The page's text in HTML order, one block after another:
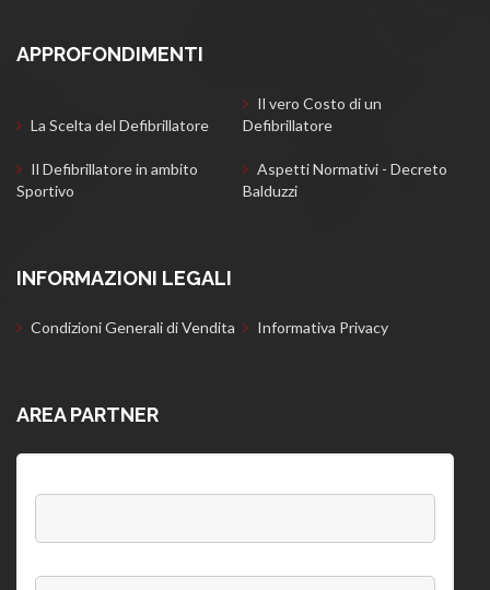
APPROFONDIMENTI
La Scelta del Defibrillatore
Il vero Costo di un
Defibrillatore
Il Defibrillatore in ambito
Sportivo
Aspetti Normativi - Decreto
Balduzzi
INFORMAZIONI LEGALI
Condizioni Generali di Vendita Informativa Privacy
AREA PARTNER